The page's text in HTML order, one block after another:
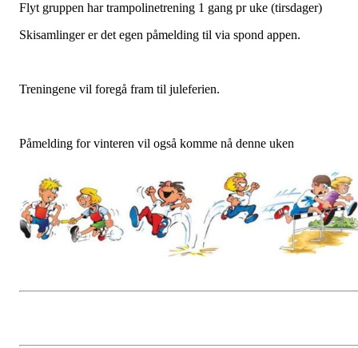
Flyt gruppen har trampolinetrening 1 gang pr uke (tirsdager)
Skisamlinger er det egen påmelding til via spond appen.
Treningene vil foregå fram til juleferien.
Påmelding for vinteren vil også komme nå denne uken